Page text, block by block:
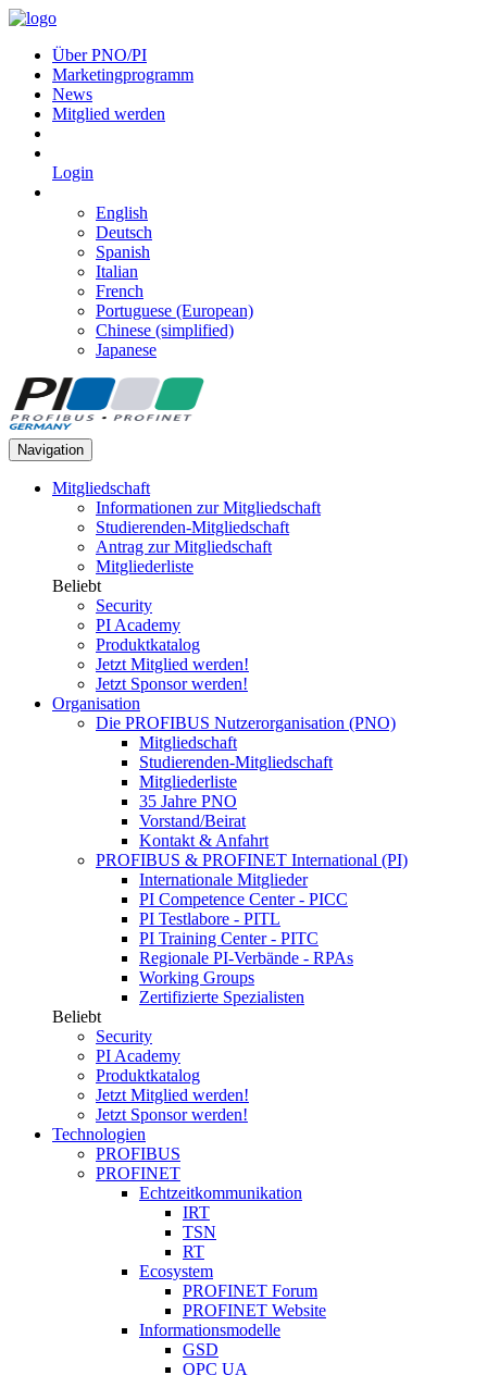
Über PNO/PI
Marketingprogramm
News
Mitglied werden
Login
English
Deutsch
Spanish
Italian
French
Portuguese (European)
Chinese (simplified)
Japanese
Navigation
Mitgliedschaft
Informationen zur Mitgliedschaft
Studierenden-Mitgliedschaft
Antrag zur Mitgliedschaft
Mitgliederliste
Beliebt
Security
PI Academy
Produktkatalog
Jetzt Mitglied werden!
Jetzt Sponsor werden!
Organisation
Die PROFIBUS Nutzerorganisation (PNO)
Mitgliedschaft
Studierenden-Mitgliedschaft
Mitgliederliste
35 Jahre PNO
Vorstand/Beirat
Kontakt & Anfahrt
PROFIBUS & PROFINET International (PI)
Internationale Mitglieder
PI Competence Center - PICC
PI Testlabore - PITL
PI Training Center - PITC
Regionale PI-Verbände - RPAs
Working Groups
Zertifizierte Spezialisten
Beliebt
Security
PI Academy
Produktkatalog
Jetzt Mitglied werden!
Jetzt Sponsor werden!
Technologien
PROFIBUS
PROFINET
Echtzeitkommunikation
IRT
TSN
RT
Ecosystem
PROFINET Forum
PROFINET Website
Informationsmodelle
GSD
OPC UA